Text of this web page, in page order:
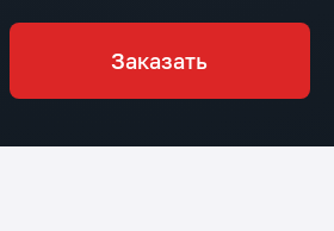
Заказать